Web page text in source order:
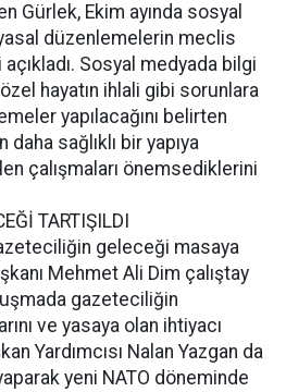
Gürlek, Ekim ayında sosyal
düzenlemelerin meclis
Sosyal medyada bilgi
hayatın ihlali gibi sorunlara
yapılacağını belirten
sağlıklı bir yapıya
çalışmaları önemsediklerini
TARTIŞILDI
geleceği masaya
Mehmet Ali Dim çalıştay
gazeteciliğin
ve yasaya olan ihtiyacı
Yardımcısı Nalan Yazgan da
yeni NATO döneminde